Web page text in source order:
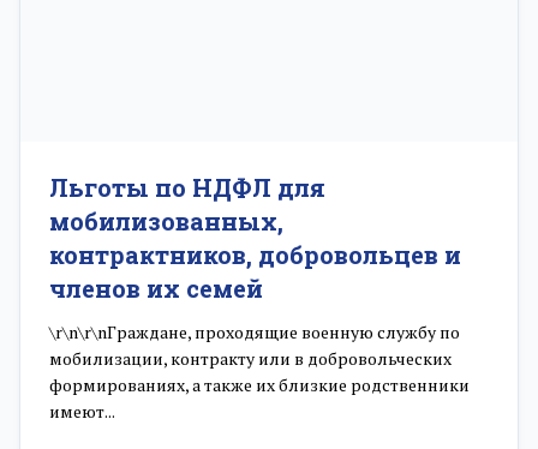
Льготы по НДФЛ для
мобилизованных,
контрактников, добровольцев и
членов их семей
\r\n\r\nГраждане, проходящие военную службу по
мобилизации, контракту или в добровольческих
формированиях, а также их близкие родственники
имеют...